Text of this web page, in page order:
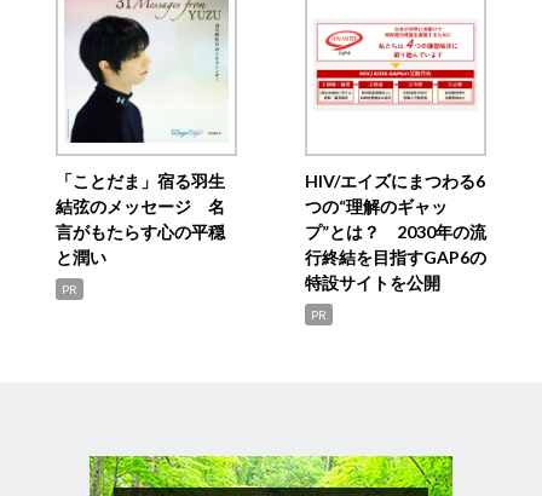
「ことだま」宿る羽生
結弦のメッセージ 名
言がもたらす心の平穏
と潤い
PR
HIV/エイズにまつわる6
つの“理解のギャッ
プ”とは？ 2030年の流
行終結を目指すGAP6の
特設サイトを公開
PR